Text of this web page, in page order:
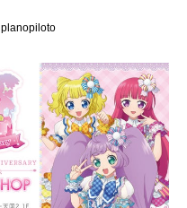
planopiloto